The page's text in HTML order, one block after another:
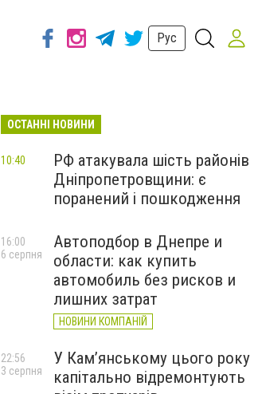
Рус
ОСТАННІ НОВИНИ
РФ атакувала шість районів
Дніпропетровщини: є
поранений і пошкодження
10:40
Автоподбор в Днепре и
области: как купить
автомобиль без рисков и
лишних затрат
НОВИНИ КОМПАНІЙ
16:00
6 серпня
У Кам’янському цього року
капітально відремонтують
22:56
3 серпня